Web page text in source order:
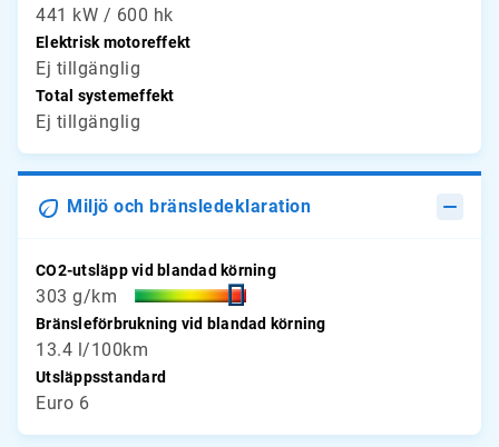
441 kW / 600 hk
Elektrisk motoreffekt
Ej tillgänglig
Total systemeffekt
Ej tillgänglig
Miljö och bränsledeklaration
CO2-utsläpp vid blandad körning
303 g/km
Bränsleförbrukning vid blandad körning
13.4 l/100km
Utsläppsstandard
Euro 6